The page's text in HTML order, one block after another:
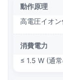
動作原理
高電圧イオ
消費電力
≤ 1.5 W (通